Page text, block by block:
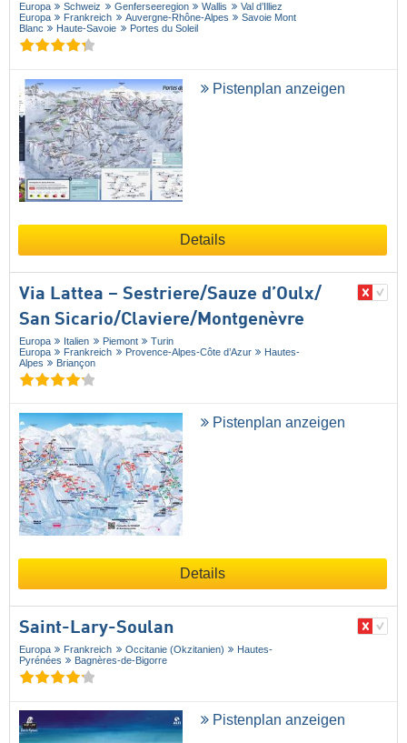
Europa Schweiz Genferseeregion Wallis
Val d’Illiez
Europa
Frankreich Auvergne-Rhône-Alpes
Savoie Mont
Blanc
Haute-Savoie Portes du Soleil
Pistenplan anzeigen
Details
Via Lattea – Sestriere/​Sauze d’Oulx/​
San Sicario/​Claviere/​Montgenèvre
Europa Italien Piemont
Turin
Europa
Frankreich Provence-Alpes-Côte d’Azur
Hautes-
Alpes
Briançon
Pistenplan anzeigen
Details
Saint-Lary-Soulan
Europa Frankreich Occitanie (Okzitanien)
Hautes-
Pyrénées
Bagnères-de-Bigorre
Pistenplan anzeigen